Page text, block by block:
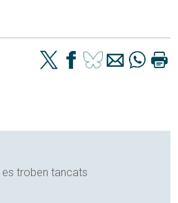
es troben tancats